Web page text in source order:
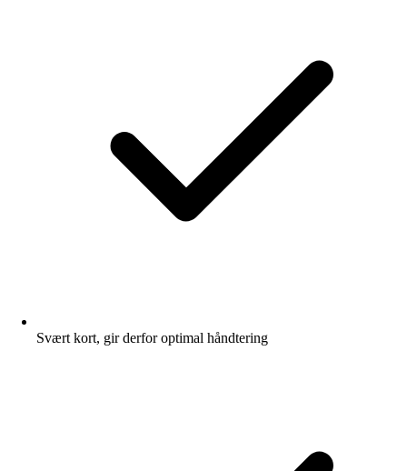
Svært kort, gir derfor optimal håndtering